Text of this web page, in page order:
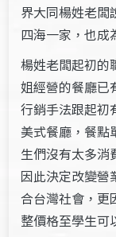
界大同楊姓老闆
四海一家，也成
楊姓老闆起初的
姐經營的餐廳已
行銷手法跟起初
美式餐廳，餐點
生們沒有太多消
因此決定改變營
合台灣社會，更
整價格至學生可